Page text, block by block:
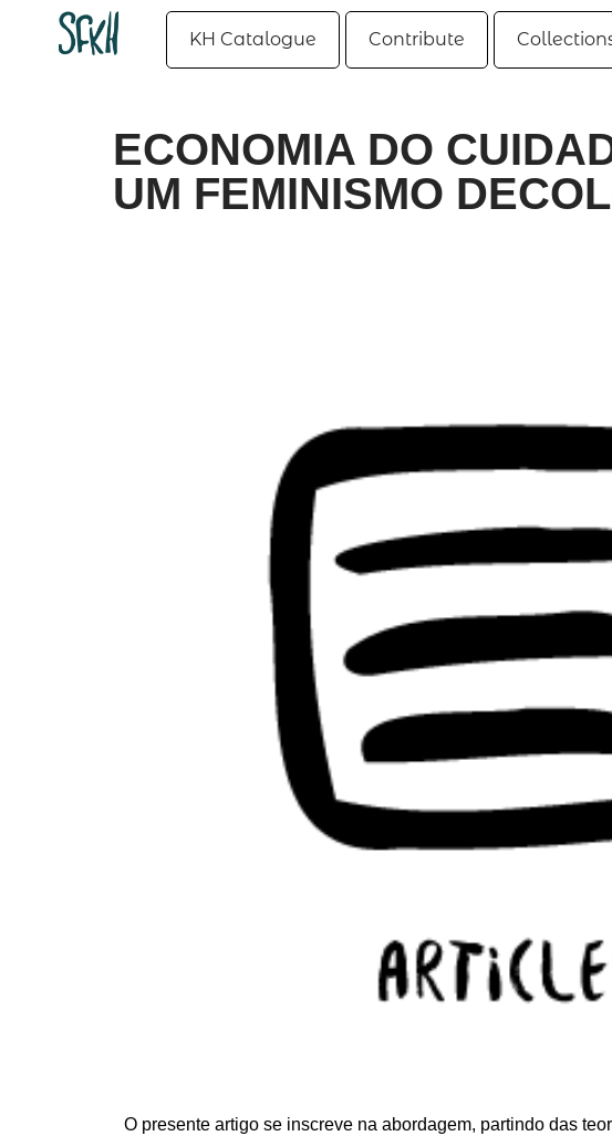
KH Catalogue Contribute
ECONOMIA DO
UM FEMINISMO
O presente artigo se inscreve na abordagem, partindo das